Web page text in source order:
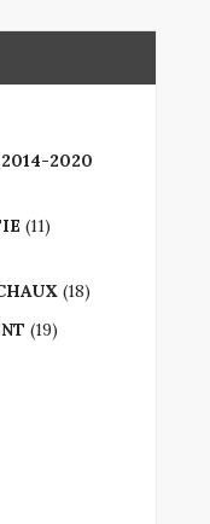
2020
(11)
(18)
(19)